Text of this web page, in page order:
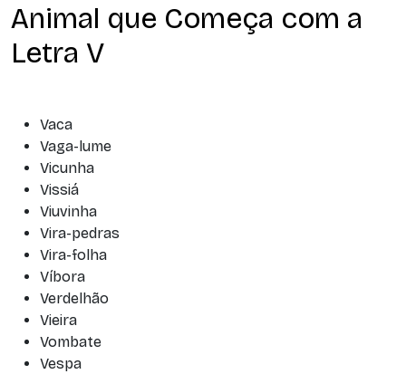
Animal que Começa com a
Letra V
Vaca
Vaga-lume
Vicunha
Vissiá
Viuvinha
Vira-pedras
Vira-folha
Víbora
Verdelhão
Vieira
Vombate
Vespa